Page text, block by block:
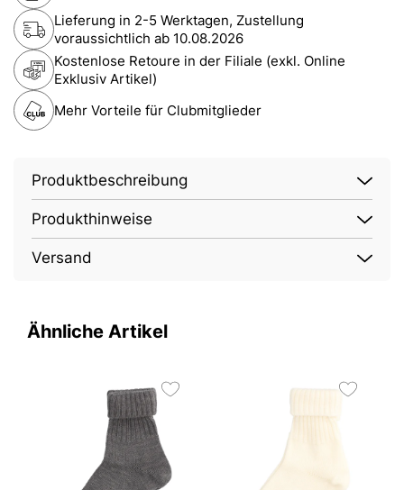
Lieferung in 2-5 Werktagen, Zustellung
voraussichtlich ab 10.08.2026
Kostenlose Retoure in der Filiale (exkl. Online
Exklusiv Artikel)
Mehr Vorteile für Clubmitglieder
Produktbeschreibung
Produkthinweise
Versand
Ähnliche Artikel